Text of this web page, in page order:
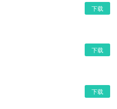
下载
下载
下载